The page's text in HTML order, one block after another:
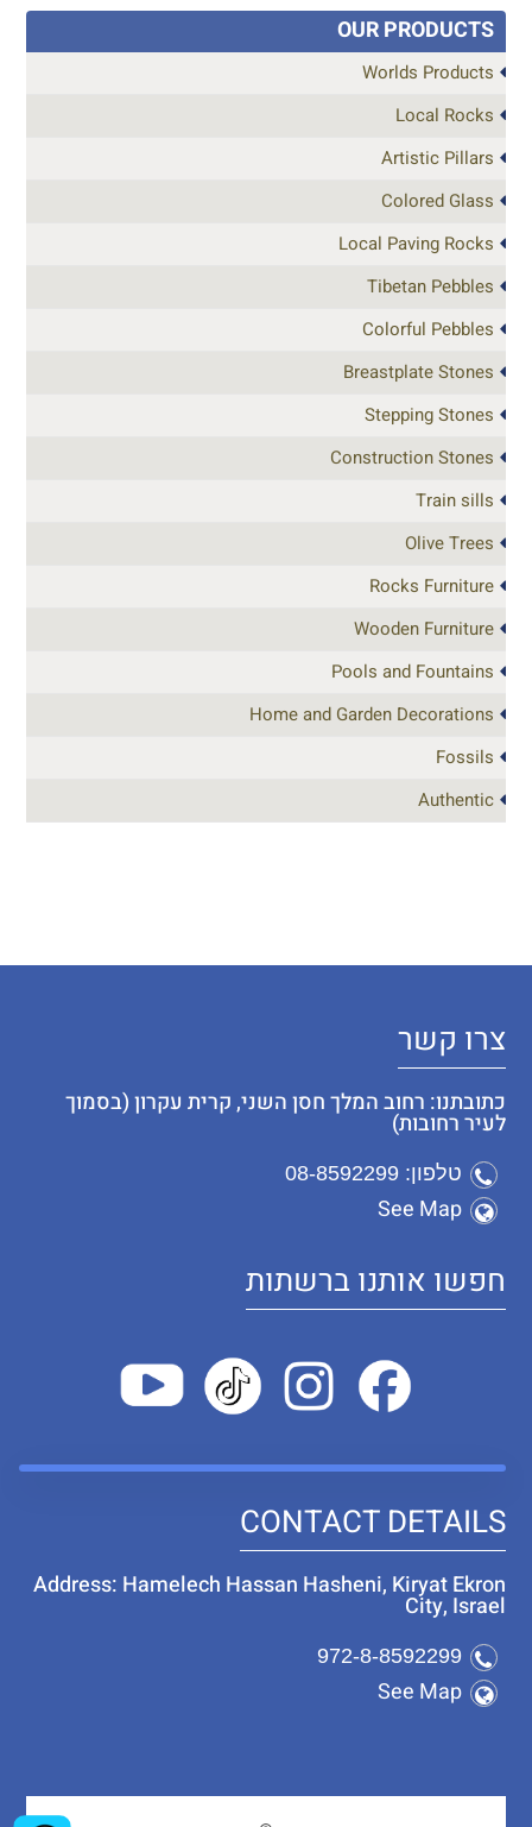
OUR PRODUCTS
Worlds Products
Local Rocks
Artistic Pillars
Colored Glass
Local Paving Rocks
Tibetan Pebbles
Colorful Pebbles
Breastplate Stones
Stepping Stones
Construction Stones
Train sills
Olive Trees
Rocks Furniture
Wooden Furniture
Pools and Fountains
Home and Garden Decorations
Fossils
Authentic
צרו קשר
כתובתנו: רחוב המלך חסן השני, קרית עקרון (בסמוך
לעיר רחובות)
טלפון: 08-8592299
See Map
חפשו אותנו ברשתות
CONTACT DETAILS
Address: Hamelech Hassan Hasheni, Kiryat Ekron
City, Israel
972-8-8592299
See Map